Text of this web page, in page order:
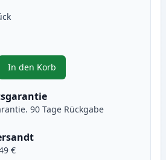
um anzupassen
In den Korb
, 2 stück Brother LC1100C cyan
90 Tage Rückgabe
€